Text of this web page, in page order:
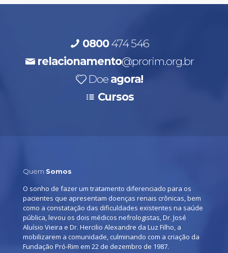
0800474 546
relacionamento@prorim.org.br
Doe agora!
Cursos
Quem Somos
O sonho de fazer um tratamento diferenciado para os
pacientes que apresentam doenças renais crônicas, bem
como a constatação das dificuldades existentes na saúde
pública, levou os dois médicos nefrologistas, Dr. José
Aluísio Vieira e Dr. Hercilio Alexandre da Luz Filho, a
mobilizarem a comunidade, culminando com a criação da
Fundação Pró-Rim em 22 de dezembro de 1987.